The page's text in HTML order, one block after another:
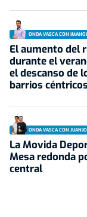
ONDA VASCA CON
El aumento del
durante el
el descanso de
barrios céntricos
ONDA VASCA CON
La Movida
Mesa redonda
central